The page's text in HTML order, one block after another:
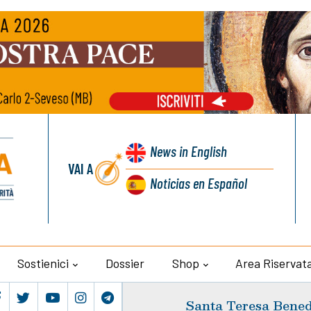
VAI A
Newsin English
Noticiasen Español
Sostienici Dossier Shop Area
Santa Teresa